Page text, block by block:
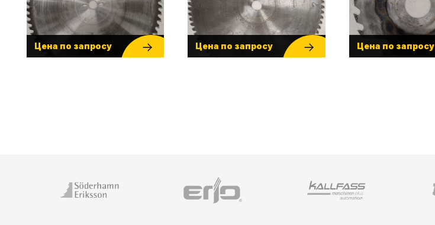
Цена по запросу Цена по запросу Цена по запросу